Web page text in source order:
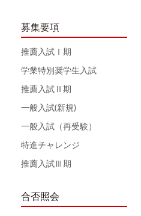
募集要項
推薦入試Ⅰ期
学業特別奨学生入試
推薦入試Ⅱ期
一般入試(新規)
一般入試（再受験）
特進チャレンジ
推薦入試Ⅲ期
合否照会